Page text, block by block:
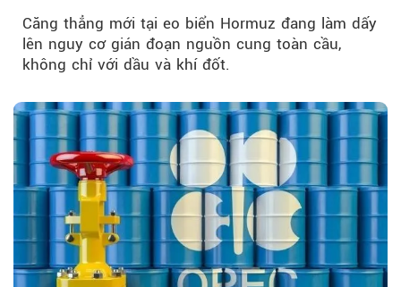
Căng thẳng mới tại eo biển Hormuz đang làm dấy
lên nguy cơ gián đoạn nguồn cung toàn cầu,
không chỉ với dầu và khí đốt.